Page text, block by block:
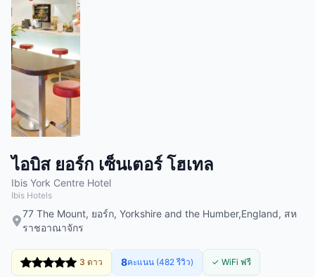
ไอบิส ยอร์ก เซ็นเตอร์ โฮเทล
Ibis York Centre Hotel
Ibis Hotels
77 The Mount, ยอร์ก, Yorkshire and the Humber,England, สห
ราชอาณาจักร
3 ดาว 8คะแนน (482 รีวิว) ✓ WiFi ฟรี